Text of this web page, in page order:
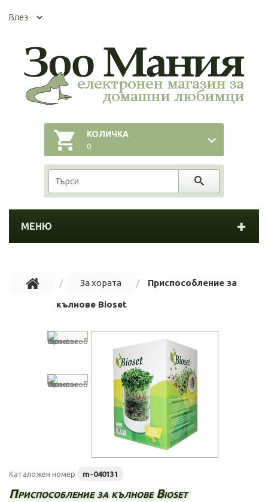
Влез
КОЛИЧКА
0
МЕНЮ
За хората Приспособление за
кълнове Bioset
Каталожен номер m-040131
Приспособление за кълнове Bioset